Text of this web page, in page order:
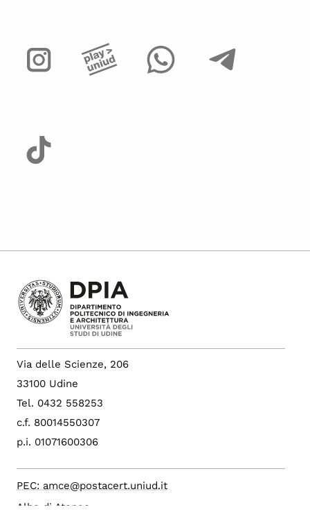
Via delle Scienze, 206
33100 Udine
Tel. 0432 558253
c.f. 80014550307
p.i. 01071600306
PEC: amce@postacert.uniud.it
Albo di Ateneo